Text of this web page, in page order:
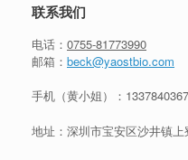
联系我们
电话： 0755-81773990
邮箱： beck@yaostbio.com
手机（黄小姐）：
地址：深圳市宝安区沙井镇